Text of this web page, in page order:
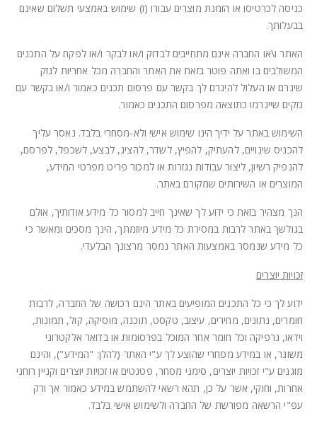
כניסה לכרטיסו או הזמנת מוצרים עבורו (ז) שימוש באמצעי תשלום שאינם
בבעלותך.
האתר ו\או החברה אינם מתחייבים לבדוק ו/או לבקר ו/או לפקח על התכנים
המשולבים בו ואתה פוטר בזאת את האתר והחברה מכל אחריות לנזק
שיגרם או העלול להיגרם לך בקשר עם פרסום תכנים כאמור ו/או בקשר עם
נזקים שייגרמו כתוצאה מפרסום התכנים כאמור.
השימוש באתר על ידיך הינו שימוש אישי ולא-מסחרי בלבד. נאסר עליך
להכניס שינויים, להעתיק, להפיץ, לשדר, להציג, לבצע, לשכפל, לפרסם,
להנפיק רשיון, ליצור עבודות נגזרות או למכור פריט מפרטי המידע,
המוצרים או השירותים שמקורם באתר.
הנך מצהיר בזאת כי ידוע לך שאינך חייב למסור כל מידע אודותיך, אולם
בגולשך באתר לרבות במסירת כל מידע מיוזמתך, הינך מסכים ומאשר כי
כל מידע שנמסר באמצעות האתר נמסר מרצונך הבלעדי.
זכויות יוצרים
ידוע לך כי כל התכנים המופיעים באתר הינם רכושה של החברה, לרבות
חומרים, נתונים, מחירים, עיצוב, טקסט, תוכנה, מוסיקה, קול, תמונות,
וידאו, גרפיקה וכל חומר אחר המוכל בפרסומות או בדואר אלקטרוני
משוגר, או במידע מסחרי שהוצע לך ע"י האתר (להלן: "המידע"), והינם
מוגנים ע"י זכויות יוצרים, סימני מסחר, פטנטים או זכויות יוצרים וקניין רוחני
אחרות, וחוקי, אשר על כן, תהא רשאי להשתמש במידע כאמור אך ורק
עפ"י הרשאה מפורשת של החברה ולשימוש אישי בלבד.